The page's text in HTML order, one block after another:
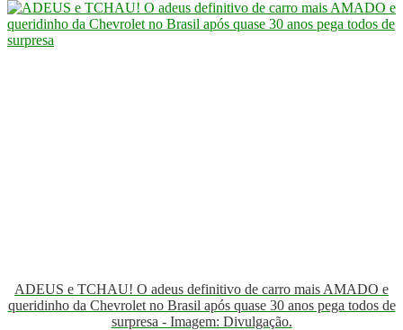
ADEUS e TCHAU! O adeus definitivo de carro mais AMADO e
queridinho da Chevrolet no Brasil após quase 30 anos pega todos de
surpresa - Imagem: Divulgação.